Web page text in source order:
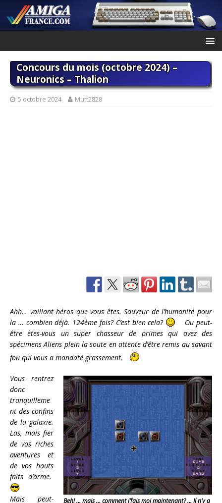
Concours du mois (octobre 2024) –
Neuronics – Thalion
5 octobre 2024 Mutt2828
Ahh… vaillant héros que vous êtes. Sauveur de l’humanité pour
la … combien déjà. 124ème fois? C’est bien cela?
Ou peut-
être êtes-vous un super chasseur de primes qui avez des
spécimens Aliens plein la soute en attente d’être remis au savant
fou qui vous a mandaté grassement.
Beh! … mais … comment j’fais moi maintenant? … Il n’y a
Vous rentrez
donc
tranquilleme
nt des confins
de la galaxie.
Las, mais fier
de vos riches
aventures et
de vos hauts
faits d’arme.
Mais peut-